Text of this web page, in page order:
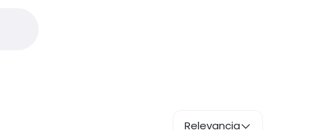
Relevancia